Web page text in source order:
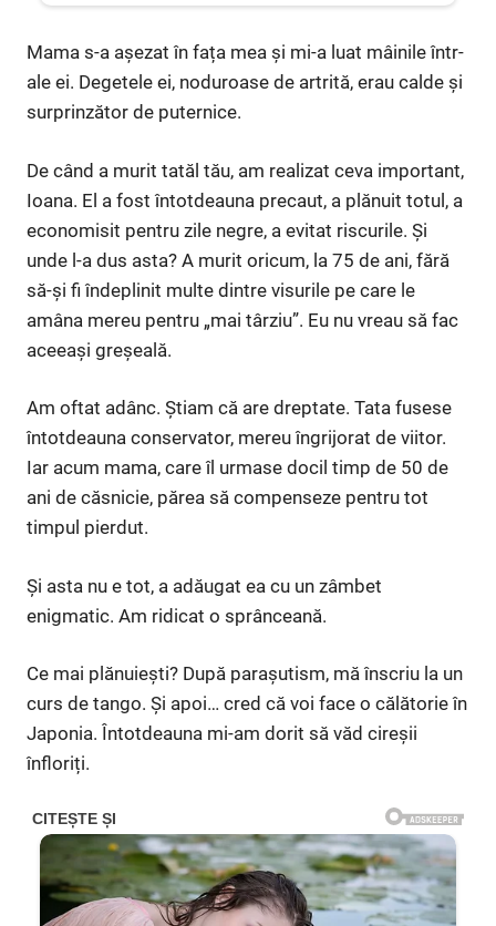
Mama s-a așezat în fața mea și mi-a luat mâinile într-
ale ei. Degetele ei, noduroase de artrită, erau calde și
surprinzător de puternice.
De când a murit tatăl tău, am realizat ceva important,
Ioana. El a fost întotdeauna precaut, a plănuit totul, a
economisit pentru zile negre, a evitat riscurile. Și
unde l-a dus asta? A murit oricum, la 75 de ani, fără
să-și fi îndeplinit multe dintre visurile pe care le
amâna mereu pentru „mai târziu”. Eu nu vreau să fac
aceeași greșeală.
Am oftat adânc. Știam că are dreptate. Tata fusese
întotdeauna conservator, mereu îngrijorat de viitor.
Iar acum mama, care îl urmase docil timp de 50 de
ani de căsnicie, părea să compenseze pentru tot
timpul pierdut.
Și asta nu e tot, a adăugat ea cu un zâmbet
enigmatic. Am ridicat o sprânceană.
Ce mai plănuiești? După parașutism, mă înscriu la un
curs de tango. Și apoi… cred că voi face o călătorie în
Japonia. Întotdeauna mi-am dorit să văd cireșii
înfloriți.